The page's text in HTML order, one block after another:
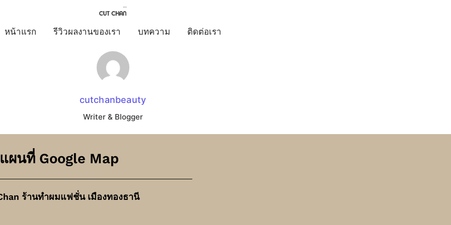
หน้าแรก รีวิวผลงานของเรา บทความ ติดต่อเรา
cutchanbeauty
Writer & Blogger
ผนที่ Google Map
ร้านทำผมแฟชั่น เมืองทองธานี